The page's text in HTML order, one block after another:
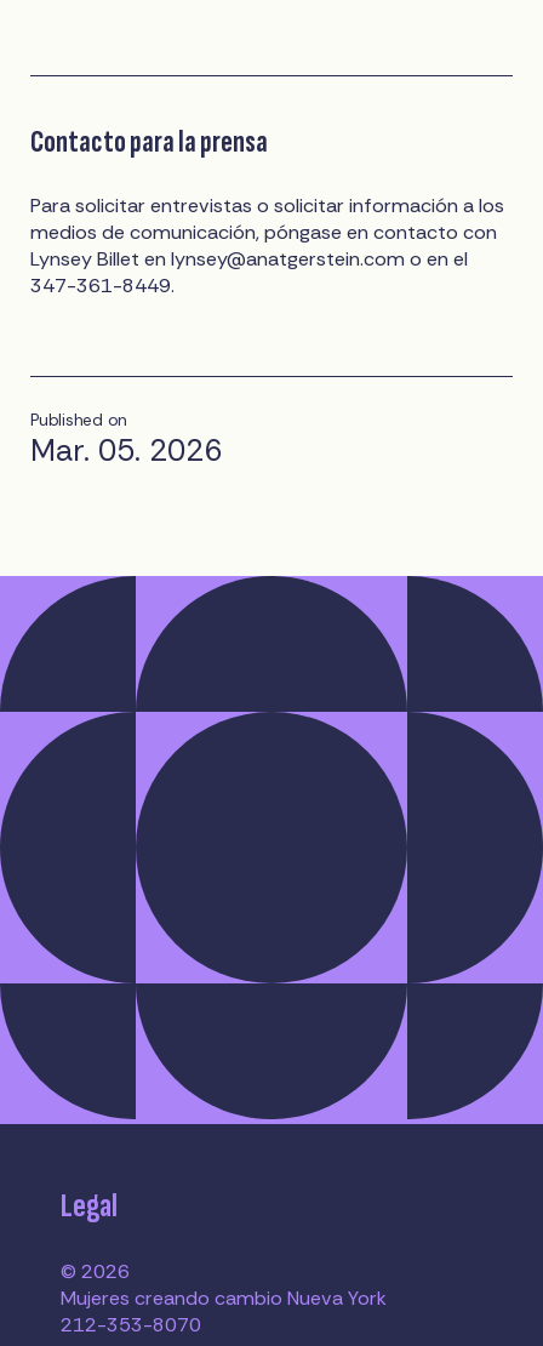
Contacto para la prensa
Para solicitar entrevistas o solicitar información a los
medios de comunicación, póngase en contacto con
Lynsey Billet enlynsey@anatgerstein.com o en el
347-361-8449.
Published on
Mar. 05. 2026
Legal
© 2026
Mujeres creando cambio Nueva York
212-353-8070